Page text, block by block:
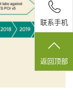
联系手机
返回顶部